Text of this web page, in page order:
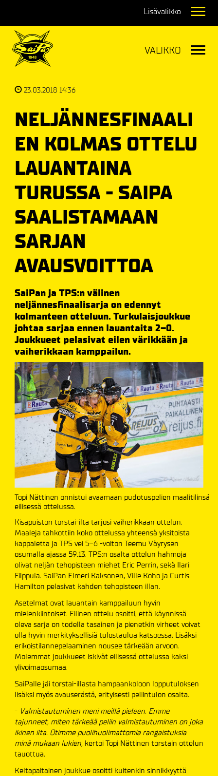
23.03.2018 14:36
NELJÄNNESFINAALI
EN KOLMAS OTTELU
LAUANTAINA
TURUSSA - SAIPA
SAALISTAMAAN
SARJAN
AVAUSVOITTOA
SaiPan ja TPS:n välinen
neljännesfinaalisarja on edennyt
kolmanteen otteluun. Turkulaisjoukkue
johtaa sarjaa ennen lauantaita 2–0.
Joukkueet pelasivat eilen värikkään ja
vaiherikkaan kamppailun.
Topi Nättinen onnistui avaamaan pudotuspelien maalitilinsä
eilisessä ottelussa.
Kisapuiston torstai-ilta tarjosi vaiherikkaan ottelun.
Maaleja tahkottiin koko ottelussa yhteensä yksitoista
kappaletta ja TPS vei 5–6 -voiton Teemu Väyrysen
osumalla ajassa 59.13. TPS:n osalta ottelun hahmoja
olivat neljän tehopisteen miehet Eric Perrin, sekä Ilari
Filppula. SaiPan Elmeri Kaksonen, Ville Koho ja Curtis
Hamilton pelasivat kahden tehopisteen illan.
Asetelmat ovat lauantain kamppailuun hyvin
mielenkiintoiset. Eilinen ottelu osoitti, että käynnissä
oleva sarja on todella tasainen ja pienetkin virheet voivat
olla hyvin merkityksellisiä tulostaulua katsoessa. Lisäksi
erikoistilannepelaaminen nousee tärkeään arvoon.
Molemmat joukkueet iskivät eilisessä ottelussa kaksi
ylivoimaosumaa.
SaiPalle jäi torstai-illasta hampaankoloon lopputuloksen
lisäksi myös avauserästä, erityisesti peliintulon osalta.
- Valmistautuminen meni meillä pieleen. Emme
tajunneet, miten tärkeää peliin valmistautuminen on joka
ikinen ilta. Otimme puolihuolimattomia rangaistuksia
minä mukaan lukien, kertoi Topi Nättinen torstain ottelun
tauottua.
Keltapaitainen joukkue osoitti kuitenkin sinnikkyyttä